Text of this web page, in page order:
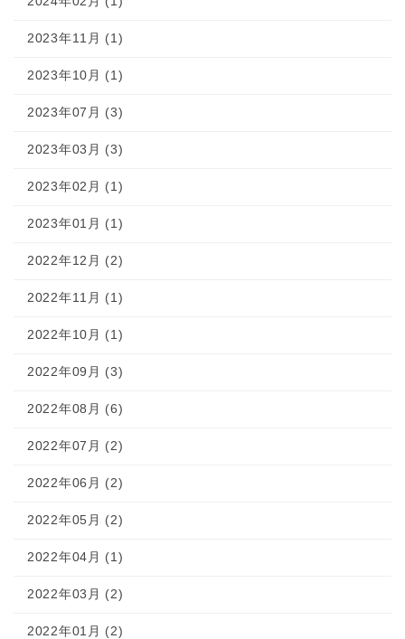
2023年11月 (1)
2023年10月 (1)
2023年07月 (3)
2023年03月 (3)
2023年02月 (1)
2023年01月 (1)
2022年12月 (2)
2022年11月 (1)
2022年10月 (1)
2022年09月 (3)
2022年08月 (6)
2022年07月 (2)
2022年06月 (2)
2022年05月 (2)
2022年04月 (1)
2022年03月 (2)
2022年01月 (2)